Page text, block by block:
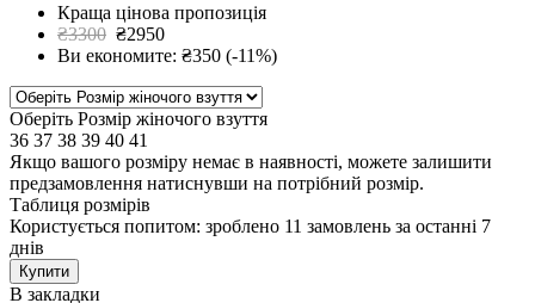
Краща цінова пропозиція
₴3300 ₴2950
Ви економите: ₴350 (-11%)
Оберіть Розмір жіночого взуття
36 37 38 39 40 41
Якщо вашого розміру немає в наявності, можете залишити
предзамовлення натиснувши на потрібний розмір.
Таблиця розмірів
Користується попитом: зроблено 11 замовлень за останні 7
днів
Купити
В закладки